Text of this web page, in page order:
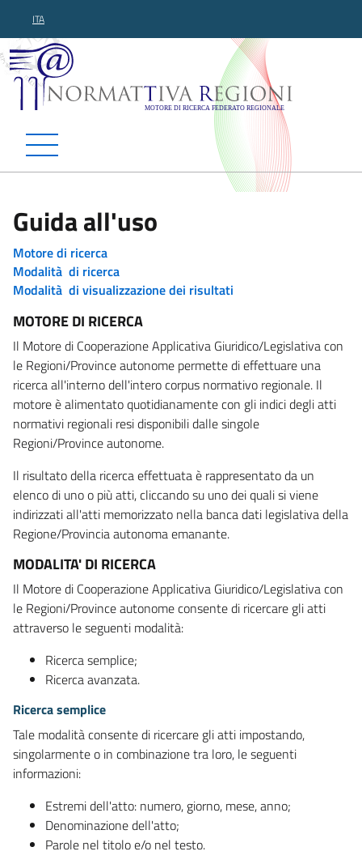
ITA
Normattiva Regioni -
Guida all'uso
Motore di ricerca
Modalità di ricerca
Modalità di visualizzazione dei risultati
MOTORE DI RICERCA
Il Motore di Cooperazione Applicativa Giuridico/Legislativa con
le Regioni/Province autonome permette di effettuare una
ricerca all'interno dell'intero corpus normativo regionale. Il
motore è alimentato quotidianamente con gli indici degli atti
normativi regionali resi disponibili dalle singole
Regioni/Province autonome.
Il risultato della ricerca effettuata è rappresentato da un
elenco di uno o più atti, cliccando su uno dei quali si viene
indirizzati all'atti memorizzato nella banca dati legislativa della
Regione/Provincia autonoma emanante.
MODALITA' DI RICERCA
Il Motore di Cooperazione Applicativa Giuridico/Legislativa con
le Regioni/Province autonome consente di ricercare gli atti
attraverso le seguenti modalità:
Ricerca semplice;
Ricerca avanzata.
Ricerca semplice
Tale modalità consente di ricercare gli atti impostando,
singolarmente o in combinazione tra loro, le seguenti
informazioni:
Estremi dell'atto: numero, giorno, mese, anno;
Denominazione dell'atto;
Parole nel titolo e/o nel testo.